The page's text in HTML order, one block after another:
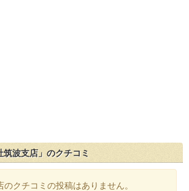
筑波支店」のクチコミ
のクチコミの投稿はありません。